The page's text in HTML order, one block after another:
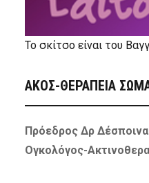
Το σκίτσο είναι του
ΑΚΟΣ-ΘΕΡΑΠΕΙΑ
Πρόεδρος Δρ
Ογκολόγος-